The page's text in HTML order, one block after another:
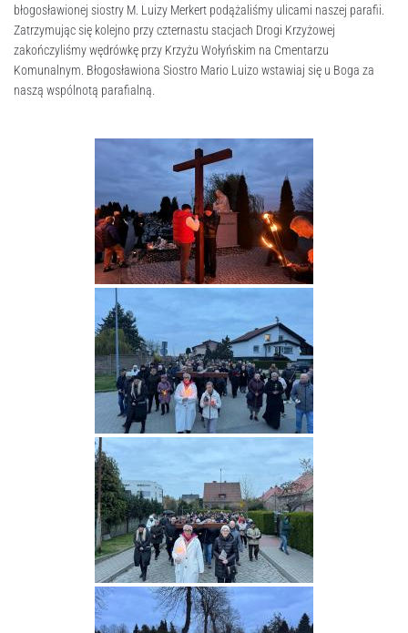
błogosławionej siostry M. Luizy Merkert podążaliśmy ulicami naszej parafii.
Zatrzymując się kolejno przy czternastu stacjach Drogi Krzyżowej
zakończyliśmy wędrówkę przy Krzyżu Wołyńskim na Cmentarzu
Komunalnym. Błogosławiona Siostro Mario Luizo wstawiaj się u Boga za
naszą wspólnotą parafialną.